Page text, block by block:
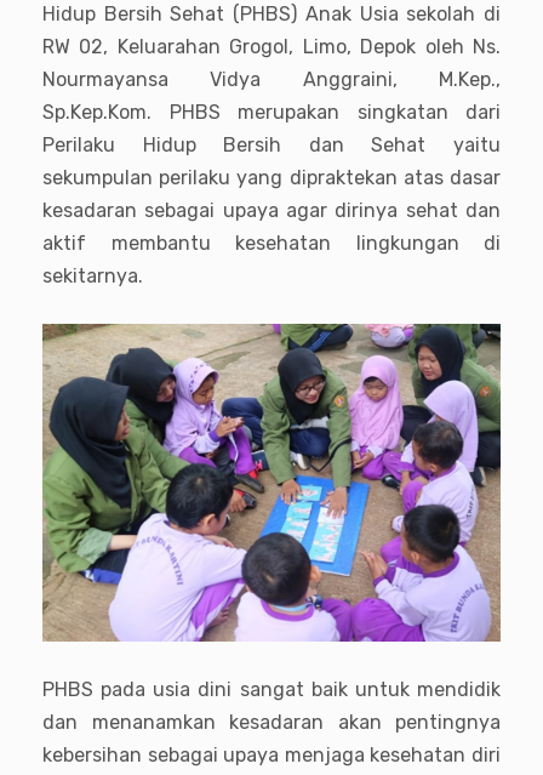
Hidup Bersih Sehat (PHBS) Anak Usia sekolah di
RW 02, Keluarahan Grogol, Limo, Depok oleh Ns.
Nourmayansa Vidya Anggraini, M.Kep.,
Sp.Kep.Kom. PHBS merupakan singkatan dari
Perilaku Hidup Bersih dan Sehat yaitu
sekumpulan perilaku yang dipraktekan atas dasar
kesadaran sebagai upaya agar dirinya sehat dan
aktif membantu kesehatan lingkungan di
sekitarnya.
PHBS pada usia dini sangat baik untuk mendidik
dan menanamkan kesadaran akan pentingnya
kebersihan sebagai upaya menjaga kesehatan diri